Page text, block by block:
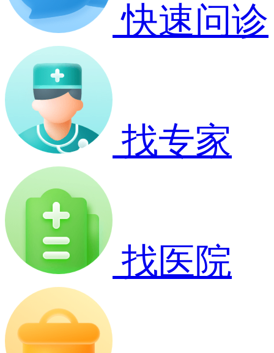
快速问诊
找专家
找医院